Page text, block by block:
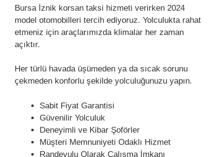
Bursa İznik korsan taksi hizmeti verirken 2024
model otomobilleri tercih ediyoruz. Yolculukta rahat
etmeniz için araçlarımızda klimalar her zaman
açıktır.
Her türlü havada üşümeden ya da sıcak sorunu
çekmeden konforlu şekilde yolculuğunuzu yapın.
Sabit Fiyat Garantisi
Güvenilir Yolculuk
Deneyimli ve Kibar Şoförler
Müşteri Memnuniyeti Odaklı Hizmet
Randevulu Olarak Çalışma İmkanı